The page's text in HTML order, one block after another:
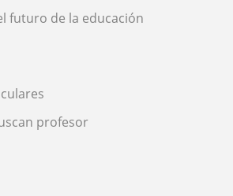
futuro de la educación
profesor